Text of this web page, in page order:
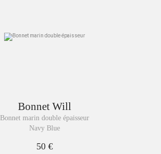
Bonnet Will
Bonnet marin double épaisseur
Navy Blue
50 €